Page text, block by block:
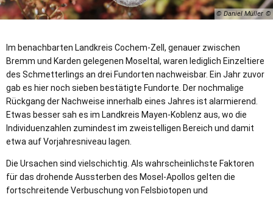
© Daniel Müller
Im benachbarten Landkreis Cochem-Zell, genauer zwischen
Bremm und Karden gelegenen Moseltal, waren lediglich Einzeltiere
des Schmetterlings an drei Fundorten nachweisbar. Ein Jahr zuvor
gab es hier noch sieben bestätigte Fundorte. Der nochmalige
Rückgang der Nachweise innerhalb eines Jahres ist alarmierend.
Etwas besser sah es im Landkreis Mayen-Koblenz aus, wo die
Individuenzahlen zumindest im zweistelligen Bereich und damit
etwa auf Vorjahresniveau lagen.
Die Ursachen sind vielschichtig. Als wahrscheinlichste Faktoren
für das drohende Aussterben des Mosel-Apollos gelten die
fortschreitende Verbuschung von Felsbiotopen und